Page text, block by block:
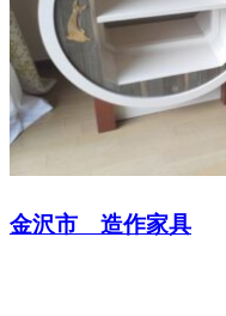
金沢市 造作家具